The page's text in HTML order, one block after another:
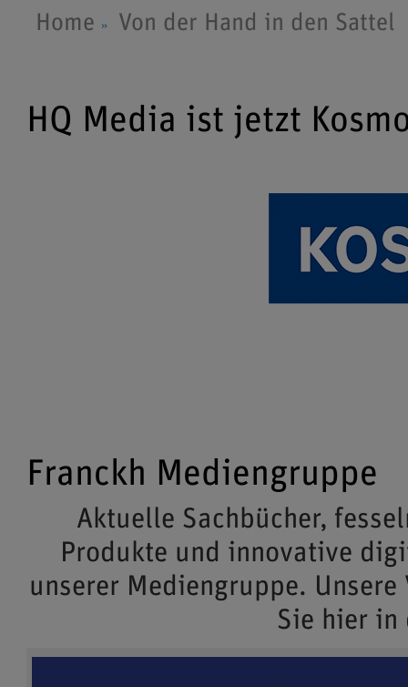
Home Von der Hand in den Sattel
HQ Media ist jetzt
Franckh Mediengruppe
Aktuelle Sachbücher,
Produkte und innovative
unserer Mediengruppe.
Sie hier in